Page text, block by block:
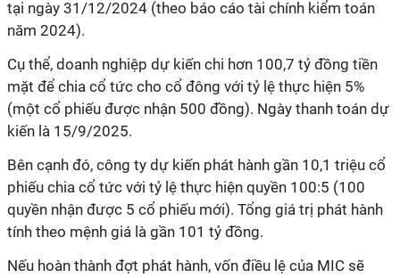
tại ngày 31/12/2024 (theo báo cáo tài chính kiểm toán
năm 2024).
Cụ thể, doanh nghiệp dự kiến chi hơn 100,7 tỷ đồng tiền
mặt để chia cổ tức cho cổ đông với tỷ lệ thực hiện 5%
(một cổ phiếu được nhận 500 đồng). Ngày thanh toán dự
kiến là 15/9/2025.
Bên cạnh đó, công ty dự kiến phát hành gần 10,1 triệu cổ
phiếu chia cổ tức với tỷ lệ thực hiện quyền 100:5 (100
quyền nhận được 5 cổ phiếu mới). Tổng giá trị phát hành
tính theo mệnh giá là gần 101 tỷ đồng.
Nếu hoàn thành đợt phát hành, vốn điều lệ của MIC sẽ